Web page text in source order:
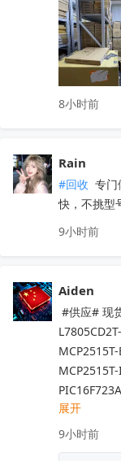
8小时前
Rain
#回收 专门
快，不挑型
9小时前
Aiden
#供应# 现
展开
9小时前